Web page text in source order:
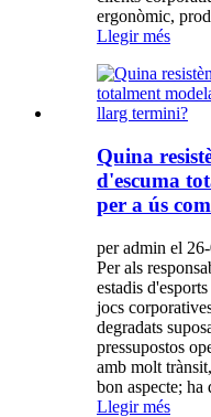
ergonòmic,
Llegir més
Quina
d'escuma
per a ús
per admin el
Per als
estadis
jocs
degradats
pressupostos
amb molt
bon aspecte; ha
Llegir més